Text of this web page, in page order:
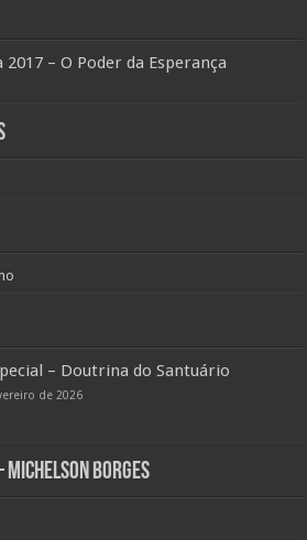
– O Poder da Esperança
– Doutrina do Santuário
de 2026
Borges